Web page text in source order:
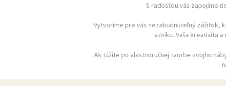
S radosťou vás zapojíme
Vytvoríme pre vás nezabudnuteľný zážitok,
vzniku. Vaša kreativita
Ak túžite po vlastnoručnej tvorbe svojho